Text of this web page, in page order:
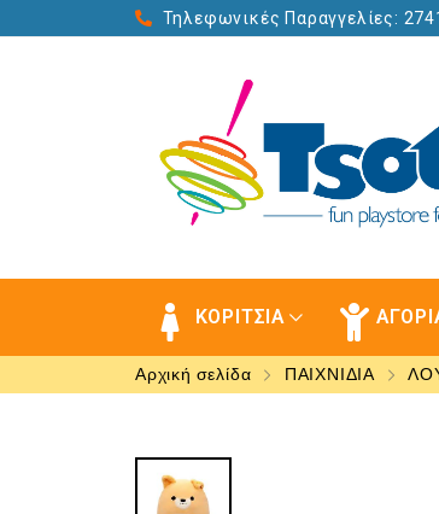
Τηλεφωνικές Παραγγελίες:
ΚΟΡΙΤΣΙΑ
Αρχική σελίδα ΠΑΙΧΝΙΔΙΑ